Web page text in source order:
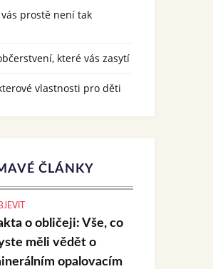
prostě není tak
které vás zasytí
vlastnosti pro děti
ČLÁNKY
o obličeji: Vše, co
měli vědět o
opalovacím